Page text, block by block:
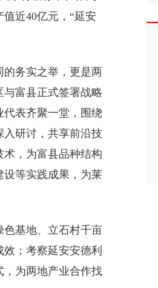
近40亿元，“延安
务实之举，更是两
富县正式签署战略
表齐聚一堂，围绕
研讨，共享前沿技
，为富县品种结构
等实践成果，为莱
基地、 立石村千亩
；考察延安安德利
为两地产业合作找